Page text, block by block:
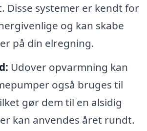
Disse systemer er kendt for
og kan skabe
på din elregning.
Udover opvarmning kan
også bruges til
gør dem til en alsidig
kan anvendes året rundt.